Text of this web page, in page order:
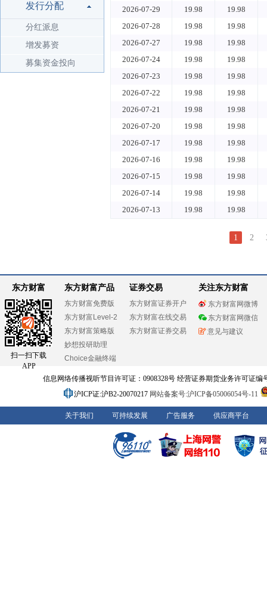
发行分配
分红派息
增发募资
募集资金投向
2026-07-29
19.98
19.98
2026-07-28
19.98
19.98
2026-07-27
19.98
19.98
2026-07-24
19.98
19.98
2026-07-23
19.98
19.98
2026-07-22
19.98
19.98
2026-07-21
19.98
19.98
2026-07-20
19.98
19.98
2026-07-17
19.98
19.98
2026-07-16
19.98
19.98
2026-07-15
19.98
19.98
2026-07-14
19.98
19.98
2026-07-13
19.98 19.98
1 2
东方财富
扫一扫下载
APP
东方财富产品
东方财富免费版
东方财富Level-2
东方财富策略版
妙想投研助理
Choice金融终端
证券交易
东方财富证券开户
东方财富在线交易
东方财富证券交易
关注东方财富
东方财富网微博
东方财富网微信
意见与建议
信息网络传播视听节目许可证：0908328号 经营证券期货业务许可证编
沪ICP证:沪B2-20070217 网站备案号:沪ICP备05006054号-11
关于我们 可持续发展 广告服务 供应商平台